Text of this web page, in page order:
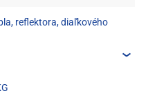
reflektora, diaľkového